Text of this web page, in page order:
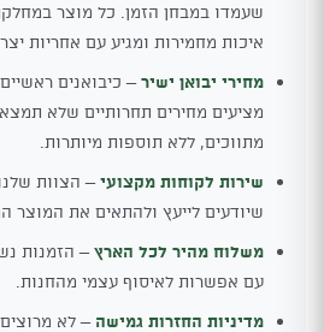
שעמדו במבחן הזמן. כל מוצר
איכות מחמירות ומגיע עם אחריות
מחירי יבואן ישיר– כיבואנים
מציעים מחירים תחרותיים שלא
מתווכים, ללא תוספות מיותרות.
שירות לקוחות מקצועי– הצוות
שיודעים לייעץ ולהתאים את המוצר
משלוח מהיר לכל הארץ
עם אפשרות לאיסוף עצמי מהחנות.
מדיניות החזרות גמישה